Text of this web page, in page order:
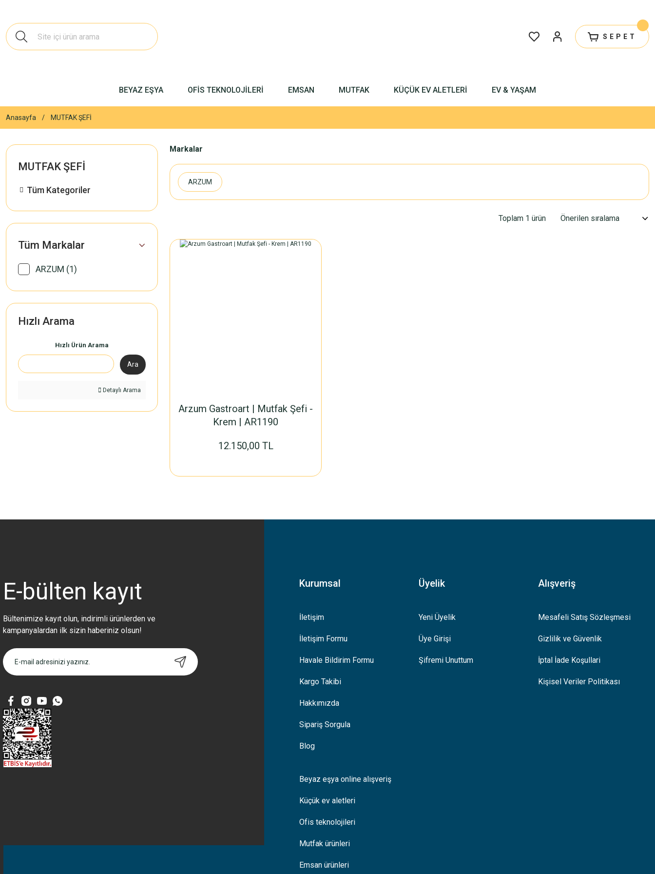
SEPET
BEYAZ EŞYA OFİS TEKNOLOJİLERİ EMSAN MUTFAK KÜÇÜK EV ALETLERİ EV & YAŞAM
Anasayfa MUTFAK ŞEFİ
MUTFAK ŞEFİ
Tüm Kategoriler
Tüm Markalar
ARZUM (1)
Hızlı Arama
Hızlı Ürün Arama
Ara
Detaylı Arama
Markalar
ARZUM
Toplam 1 ürün
Arzum Gastroart | Mutfak Şefi -
Krem | AR1190
12.150,00 TL
E-bülten kayıt
Bültenimize kayıt olun, indirimli ürünlerden ve
kampanyalardan ilk sizin haberiniz olsun!
Kurumsal
İletişim
İletişim Formu
Havale Bildirim Formu
Kargo Takibi
Hakkımızda
Sipariş Sorgula
Blog
Üyelik
Yeni Üyelik
Üye Girişi
Şifremi Unuttum
Alışveriş
Mesafeli Satış Sözleşmesi
Gizlilik ve Güvenlik
İptal İade Koşullari
Kişisel Veriler Politikası
Beyaz eşya online alışveriş
Küçük ev aletleri
Ofis teknolojileri
Mutfak ürünleri
Emsan ürünleri